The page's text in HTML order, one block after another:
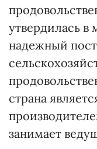
утвердилась в
надежный
страна
занимает